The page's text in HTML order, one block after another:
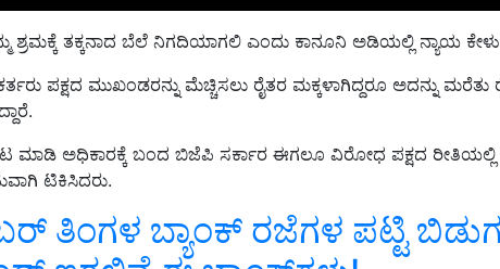
ಶ್ರಮಕ್ಕೆ ತಕ್ಕನಾದ ಬೆಲೆ ನಿಗದಿಯಾಗಲಿ ಎಂದು ಕಾನೂನಿ ಅಡಿಯಲ್ಲಿ ನ್ಯಾಯ
ಪಕ್ಷದ ಮುಖಂಡರನ್ನು ಮೆಚ್ಚಿಸಲು ರೈತರ ಮಕ್ಕಳಾಗಿದ್ದರೂ ಅದನ್ನು ಮರೆತು
ಮಾಡಿ ಅಧಿಕಾರಕ್ಕೆ ಬಂದ ಬಿಜೆಪಿ ಸರ್ಕಾರ ಈಗಲೂ ವಿರೋಧ ಪಕ್ಷದ ರೀತಿಯಲ್ಲಿ
ಟಿಕಿಸಿದರು.
ತಿಂಗಳ ಬ್ಯಾಂಕ್ ರಜೆಗಳ ಪಟ್ಟಿ
ಇರಲಿವೆ ಈ ಬ್ಯಾಂಕ್‌ಗಳು!